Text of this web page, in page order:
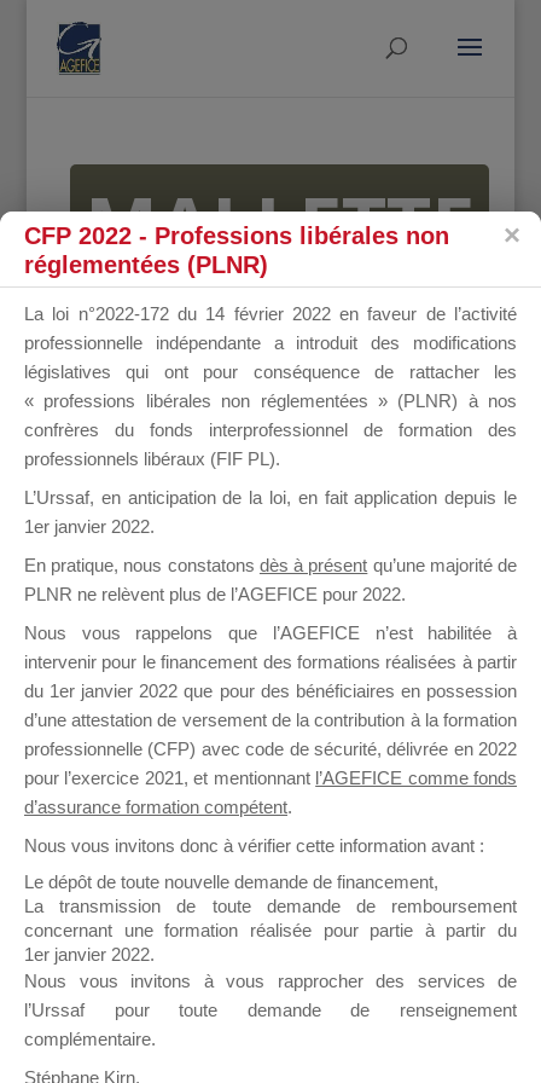
MALLETTE
DU
DIRIGEANT
il y a un mois
Ce groupe est destiné aux Organismes de
Formation qui souhaitent répondre à l’Appel à
Propositions Mallette du Dirigeant.
Ce groupe propose un forum dédié au support
sur lequel il est possible de laisser un message
ou poser une question.
NB : Il est nécessaire d’être
pouvoir rejoindre ce groupe
CFP 2022 - Professions libérales non
réglementées (PLNR)
La loi n°2022-172 du 14 février 2022 en faveur de l’activité
professionnelle indépendante a introduit des modifications
législatives qui ont pour conséquence de rattacher les
« professions libérales non réglementées » (PLNR) à nos
confrères du fonds interprofessionnel de formation des
professionnels libéraux (FIF PL).
L’Urssaf, en anticipation de la loi, en fait application depuis le
1er janvier 2022.
En pratique, nous constatons dès à présent qu’une majorité de
PLNR ne relèvent plus de l’AGEFICE pour 2022.
Nous vous rappelons que l’AGEFICE n’est habilitée à
intervenir pour le financement des formations réalisées à partir
du 1er janvier 2022 que pour des bénéficiaires en possession
d’une attestation de versement de la contribution à la formation
professionnelle (CFP) avec code de sécurité, délivrée en 2022
pour l’exercice 2021, et mentionnant l’AGEFICE comme fonds
d’assurance formation compétent.
Nous vous invitons donc à vérifier cette information avant :
Le dépôt de toute nouvelle demande de financement,
La transmission de toute demande de remboursement
concernant une formation réalisée pour partie à partir du
1er janvier 2022.
Nous vous invitons à vous rapprocher des services de
l’Urssaf pour toute demande de renseignement
complémentaire.
Stéphane Kirn,